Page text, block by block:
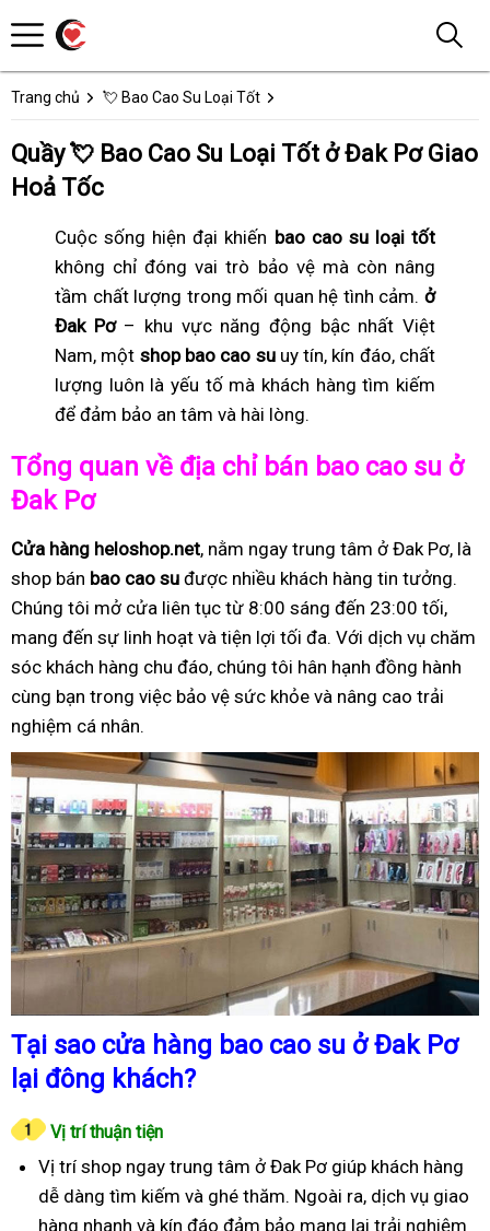
Trang chủ 💘 Bao Cao Su Loại Tốt
Quầy 💘 Bao Cao Su Loại Tốt ở Đak Pơ Giao
Hoả Tốc
Cuộc sống hiện đại khiến bao cao su loại tốt
không chỉ đóng vai trò bảo vệ mà còn nâng
tầm chất lượng trong mối quan hệ tình cảm. ở
Đak Pơ– khu vực năng động bậc nhất Việt
Nam, một shop bao cao suuy tín, kín đáo, chất
lượng luôn là yếu tố mà khách hàng tìm kiếm
để đảm bảo an tâm và hài lòng.
Tổng quan về địa chỉ bán bao cao su ở
Đak Pơ
Cửa hàng heloshop.net, nằm ngay trung tâm ở Đak Pơ, là
shop bán bao cao su được nhiều khách hàng tin tưởng.
Chúng tôi mở cửa liên tục từ 8:00 sáng đến 23:00 tối,
mang đến sự linh hoạt và tiện lợi tối đa. Với dịch vụ chăm
sóc khách hàng chu đáo, chúng tôi hân hạnh đồng hành
cùng bạn trong việc bảo vệ sức khỏe và nâng cao trải
nghiệm cá nhân.
Tại sao cửa hàng bao cao su ở Đak Pơ
lại đông khách?
Vị trí thuận tiện
Vị trí shop ngay trung tâm ở Đak Pơ giúp khách hàng
dễ dàng tìm kiếm và ghé thăm. Ngoài ra, dịch vụ giao
hàng nhanh và kín đáo đảm bảo mang lại trải nghiệm